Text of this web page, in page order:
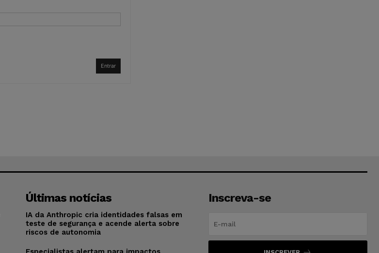
Entrar
Últimas notícias
IA da Anthropic cria identidades falsas em
teste de segurança e acende alerta sobre
riscos de autonomia
Inscreva-se